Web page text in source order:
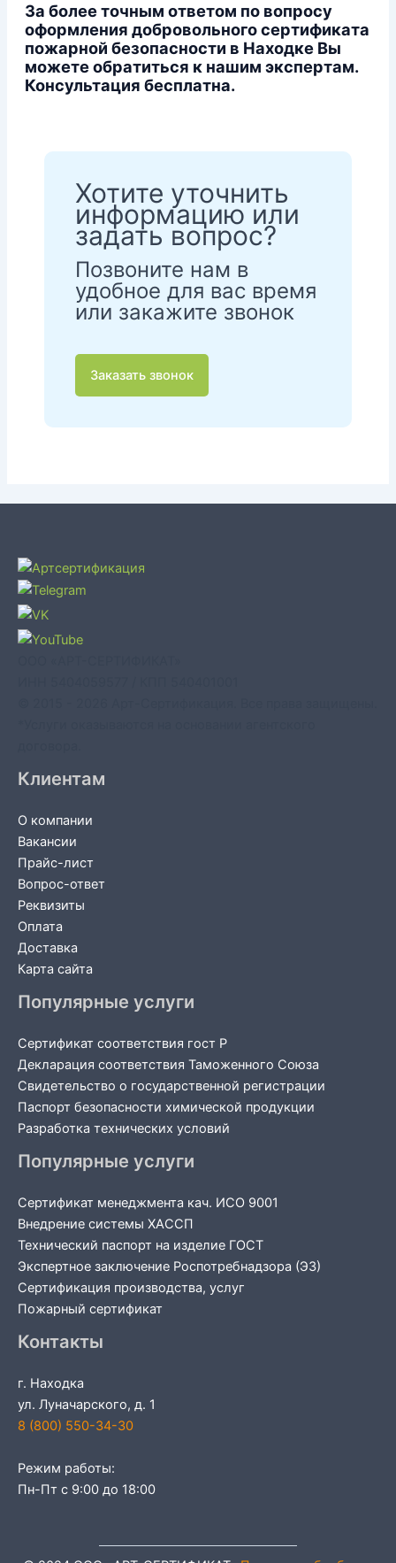
За более точным ответом по вопросу
оформления добровольного сертификата
пожарной безопасности в Находке Вы
можете обратиться к нашим экспертам.
Консультация бесплатна.
Хотите уточнить
информацию или
задать вопрос?
Позвоните нам в
удобное для вас время
или закажите звонок
Заказать звонок
Клиентам
О компании
Вакансии
Прайс-лист
Вопрос-ответ
Реквизиты
Оплата
Доставка
Карта сайта
Популярные услуги
Сертификат соответствия гост Р
Декларация соответствия Таможенного Союза
Свидетельство о государственной регистрации
Паспорт безопасности химической продукции
Разработка технических условий
Популярные услуги
Сертификат менеджмента кач. ИСО 9001
Внедрение системы ХАССП
Технический паспорт на изделие ГОСТ
Экспертное заключение Роспотребнадзора (ЭЗ)
Сертификация производства, услуг
Пожарный сертификат
Контакты
г. Находка
ул. Луначарского, д. 1
8 (800) 550-34-30
Режим работы:
Пн-Пт с 9:00 до 18:00